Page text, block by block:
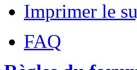
Imprimer le
FAQ